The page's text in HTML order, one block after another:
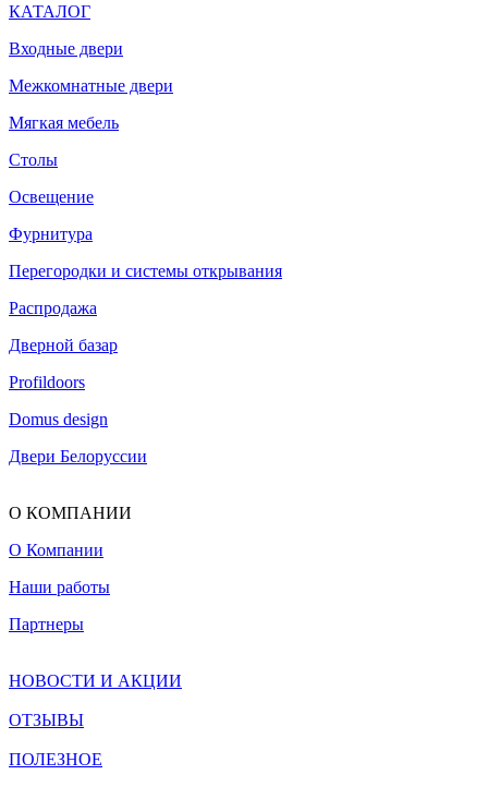
КАТАЛОГ
Входные двери
Межкомнатные двери
Мягкая мебель
Столы
Освещение
Фурнитура
Перегородки и системы открывания
Распродажа
Дверной базар
Profildoors
Domus design
Двери Белоруссии
О КОМПАНИИ
О Компании
Наши работы
Партнеры
НОВОСТИ И АКЦИИ
ОТЗЫВЫ
ПОЛЕЗНОЕ